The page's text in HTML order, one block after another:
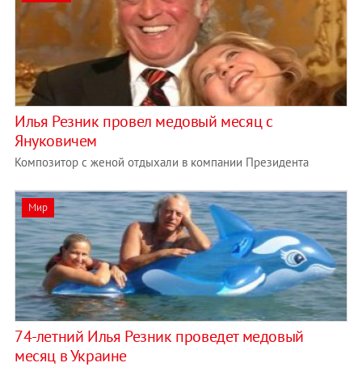
Илья Резник провел медовый месяц с
Януковичем
Композитор с женой отдыхали в компании Президента
Мир
74-летний Илья Резник проведет медовый
месяц в Украине